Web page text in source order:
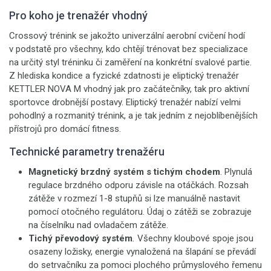
Pro koho je trenažér vhodný
Crossový trénink se jakožto univerzální aerobní cvičení hodí
v podstatě pro všechny, kdo chtějí trénovat bez specializace
na určitý styl tréninku či zaměření na konkrétní svalové partie.
Z hlediska kondice a fyzické zdatnosti je eliptický trenažér
KETTLER NOVA M vhodný jak pro začátečníky, tak pro aktivní
sportovce drobnější postavy. Eliptický trenažér nabízí velmi
pohodlný a rozmanitý trénink, a je tak jedním z nejoblíbenějších
přístrojů pro domácí fitness.
Technické parametry trenažéru
Magnetický brzdný systém s tichým chodem. Plynulá
regulace brzdného odporu závisle na otáčkách. Rozsah
zátěže v rozmezí 1-8 stupňů si lze manuálně nastavit
pomocí otočného regulátoru. Údaj o zátěži se zobrazuje
na číselníku nad ovladačem zátěže.
Tichý převodový systém. Všechny kloubové spoje jsou
osazeny ložisky, energie vynaložená na šlapání se převádí
do setrvačníku za pomoci plochého průmyslového řemenu